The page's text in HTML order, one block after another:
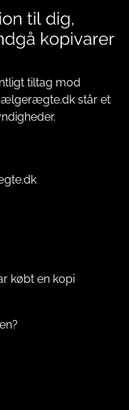
tiltag mod
står et
købt en kopi
på?